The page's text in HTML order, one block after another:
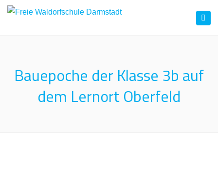
Bauepoche der Klasse 3b auf
dem Lernort Oberfeld